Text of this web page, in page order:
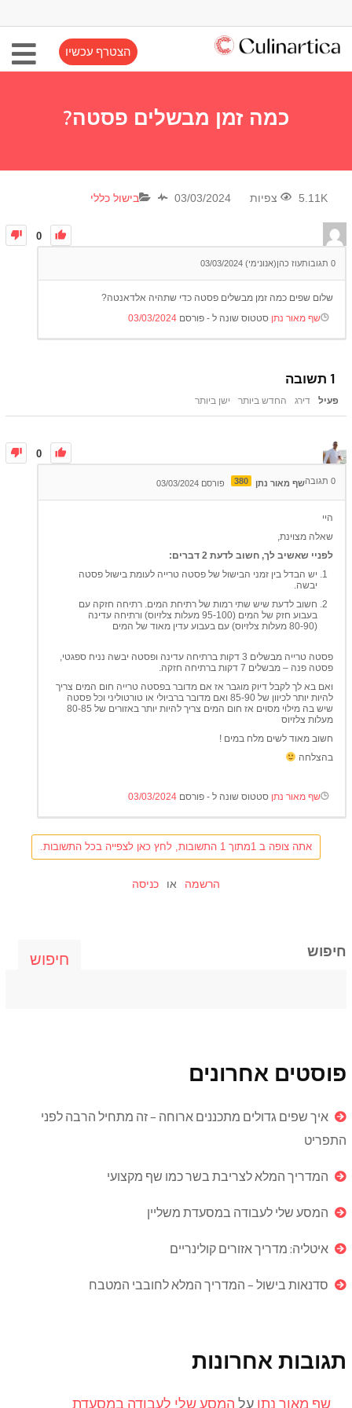
הצטרף עכשיו
כמה זמן מבשלים פסטה?
5.11K צפיות 03/03/2024 בישול כללי
0
עוז כהן(אנונימי) 03/03/2024 0 תגובות
שלום שפים כמה זמן מבשלים פסטה כדי שתהיה אלדאנטה?
שף מאור נתן סטטוס שונה ל - פורסם 03/03/2024
1 תשובה
פעיל דירג החדש ביותר ישן ביותר
0
שף מאור נתן 380 פורסם 03/03/2024 0 תגובה
היי
שאלה מצוינת,
לפניי שאשיב לך, חשוב לדעת 2 דברים:
יש הבדל בין זמני הבישול של פסטה טרייה לעומת בישול פסטה
יבשה.
חשוב לדעת שיש שתי רמות של רתיחת המים. רתיחה חזקה עם
בעבוע חזק של המים (95-100 מעלות צלזיוס) ורתיחה עדינה
(80-90 מעלות צלזיוס) עם בעבוע עדין מאוד של המים
פסטה טרייה מבשלים 3 דקות ברתיחה עדינה ופסטה יבשה נניח ספגטי,
פסטה פנה – מבשלים 7 דקות ברתיחה חזקה.
ואם בא לך לקבל דיוק מוגבר אז אם מדובר בפסטה טרייה חום המים צריך
להיות יותר לכיוון של 85-90 ואם מדובר ברביולי או טורטוליני וכל פסטה
שיש בה מילוי מסוים אז חום המים צריך להיות יותר באזורים של 80-85
מעלות צלזיוס
חשוב מאוד לשים מלח במים !
בהצלחה
שף מאור נתן סטטוס שונה ל - פורסם 03/03/2024
אתה צופה ב 1מתוך 1 התשובות, לחץ כאן לצפייה בכל התשובות.
הרשמה או כניסה
חיפוש חיפוש
פוסטים אחרונים
איך שפים גדולים מתכננים ארוחה – זה מתחיל הרבה לפני
התפריט
המדריך המלא לצריבת בשר כמו שף מקצועי
המסע שלי לעבודה במסעדת משליין
איטליה: מדריך אזורים קולינריים
סדנאות בישול – המדריך המלא לחובבי המטבח
תגובות אחרונות
שף מאור נתן על המסע שלי לעבודה במסעדת